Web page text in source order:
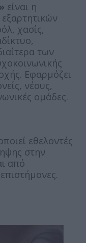
είναι η
χασίς,
των
Εφαρμόζει
νέους,
ομάδες.
εθελοντές
στην
από